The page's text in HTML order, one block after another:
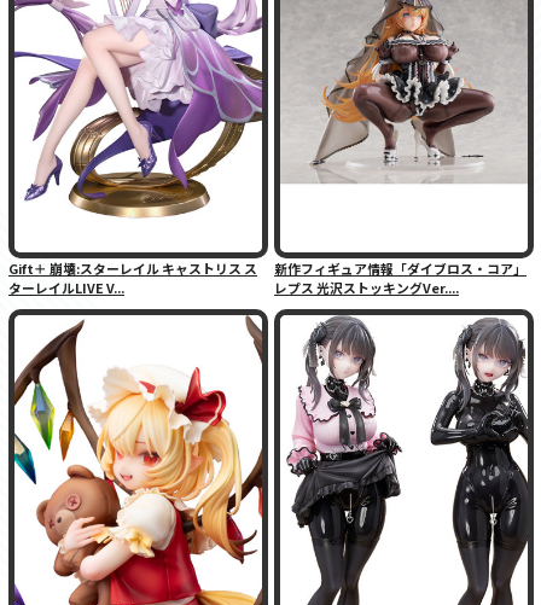
Gift＋ 崩壊:スターレイル キャストリス ス
ターレイルLIVE V...
新作フィギュア情報「ダイブロス・コア」
レプス 光沢ストッキングVer....